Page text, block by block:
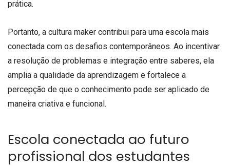
prática.
Portanto, a cultura maker contribui para uma escola mais
conectada com os desafios contemporâneos. Ao incentivar
a resolução de problemas e integração entre saberes, ela
amplia a qualidade da aprendizagem e fortalece a
percepção de que o conhecimento pode ser aplicado de
maneira criativa e funcional.
Escola conectada ao futuro
profissional dos estudantes